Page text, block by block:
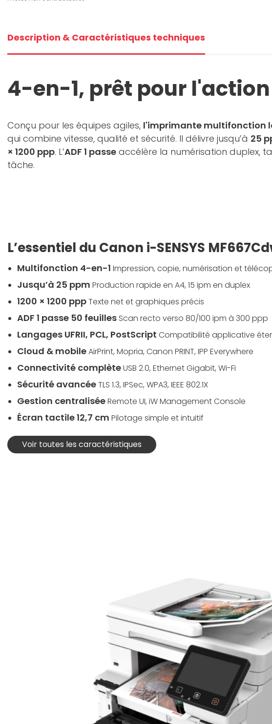
Description & Caractéristiques techniques
4-en-1, prêt pour l'action
Conçu pour les équipes agiles, l'imprimante multifonction
qui combine vitesse, qualité et sécurité. Il délivre jusqu’à 25
× 1200 ppp. L’ADF 1 passe accélère la numérisation duplex,
tâche.
L’essentiel du Canon i-SENSYS
Multifonction 4-en-1 Impression, copie, numérisation et
Jusqu’à 25 ppm Production rapide en A4, 15 ipm en duplex
1200 × 1200 pppTexte net et graphiques précis
ADF 1 passe 50 feuilles Scan recto verso 80/100 ipm à 300 ppp
Langages UFRII, PCL, PostScript Compatibilité applicative
Cloud & mobileAirPrint, Mopria, Canon PRINT, IPP Everywhere
Connectivité complèteUSB 2.0, Ethernet Gigabit, Wi-Fi
Sécurité avancéeTLS 1.3, IPSec, WPA3, IEEE 802.1X
Gestion centraliséeRemote UI, iW Management Console
Écran tactile 12,7 cm Pilotage simple et intuitif
Voir toutes les caractéristiques